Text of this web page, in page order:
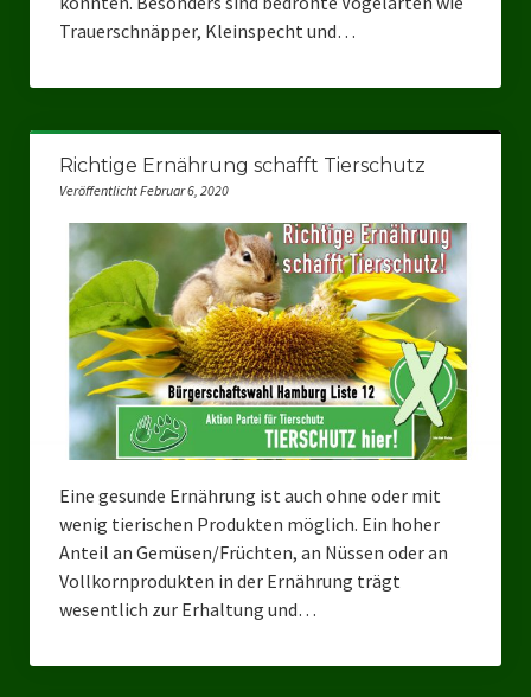
Trauerschnäpper, Kleinspecht und…
Richtige Ernährung schafft Tierschutz
Veröffentlicht Februar 6, 2020
Eine gesunde Ernährung ist auch ohne oder mit
wenig tierischen Produkten möglich. Ein hoher
Anteil an Gemüsen/Früchten, an Nüssen oder an
Vollkornprodukten in der Ernährung trägt
wesentlich zur Erhaltung und…